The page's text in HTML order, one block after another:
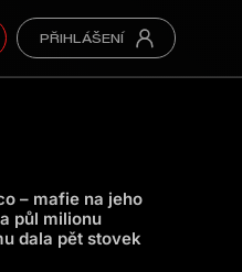
– mafie na jeho
půl milionu
dala pět stovek